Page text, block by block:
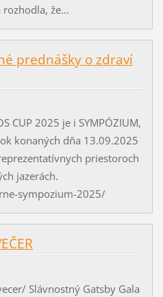
že...
prednášky o zdraví
CUP 2025 je i SYMPÓZIUM,
konaných dňa 13.09.2025
priestoroch
jazerách.
sympozium-2025/
Slávnostný Gatsby Gala